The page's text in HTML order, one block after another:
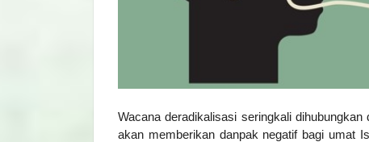
Wacana deradikalisasi seringkali
akan memberikan danpak negatif bagi umat